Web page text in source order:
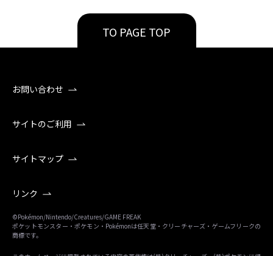
TO PAGE TOP
お問い合わせ
サイトのご利用
サイトマップ
リンク
©Pokémon/Nintendo/Creatures/GAME FREAK
ポケットモンスター・ポケモン・Pokémonは任天堂・クリーチャーズ・ゲームフリークの
商標です。